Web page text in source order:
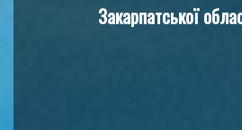
Закарпатської